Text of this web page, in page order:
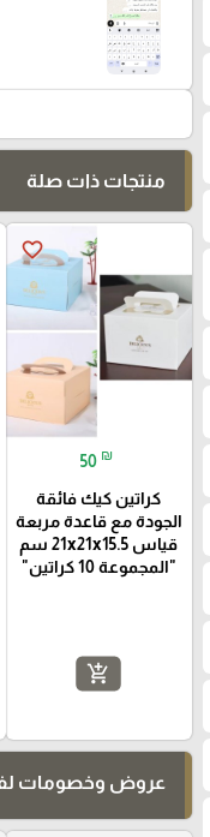
منتجات ذات صلة
favorite_border
50 ₪
كراتين كيك فائقة
الجودة مع قاعدة مربعة
قياس 21x21x15.5 سم
"المجموعة 10 كراتين"
add_shopping_cart
عروض وخصومات